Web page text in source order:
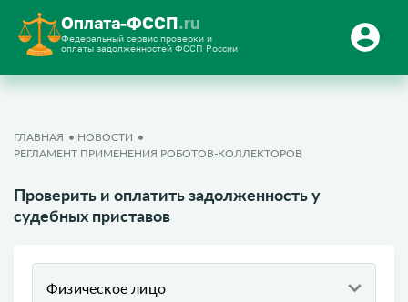
Оплата-ФССП.ru
Федеральный сервис проверки и
оплаты задолженностей ФССП России
ГЛАВНАЯ
НОВОСТИ
РЕГЛАМЕНТ ПРИМЕНЕНИЯ РОБОТОВ-КОЛЛЕКТОРОВ
Проверить и оплатить задолженность у
судебных приставов
Физическое лицо